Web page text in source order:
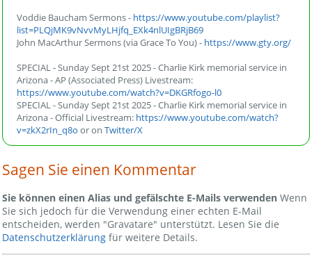
Voddie Baucham Sermons - https://www.youtube.com/playlist?
list=PLQjMK9vNvvMyLHjfq_EXk4nlUIgBRjB69
John MacArthur Sermons (via Grace To You) - https://www.gty.org/
SPECIAL - Sunday Sept 21st 2025 - Charlie Kirk memorial service in
Arizona - AP (Associated Press) Livestream:
https://www.youtube.com/watch?v=DKGRfogo-l0
SPECIAL - Sunday Sept 21st 2025 - Charlie Kirk memorial service in
Arizona - Official Livestream: https://www.youtube.com/watch?
v=zkX2rIn_q8o or onTwitter/X
Sagen Sie einen Kommentar
Sie können einen Alias und gefälschte E-Mails verwenden Wenn
Sie sich jedoch für die Verwendung einer echten E-Mail
entscheiden, werden "Gravatare" unterstützt. Lesen Sie die
Datenschutzerklärung für weitere Details.